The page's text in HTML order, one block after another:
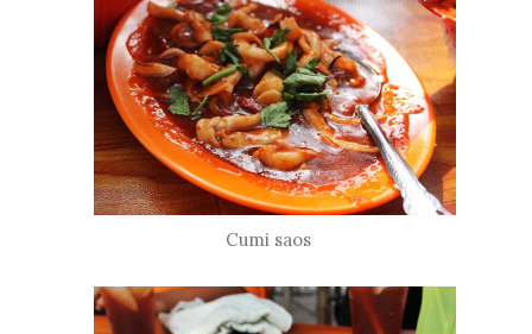
Cumi saos